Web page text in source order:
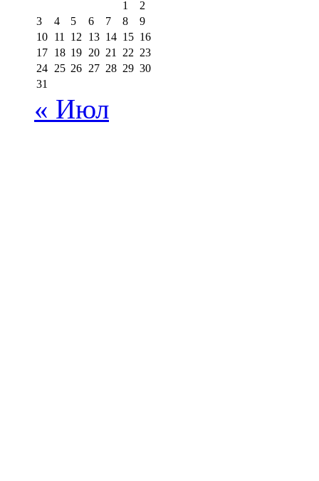
1
2
3
4 5 6 7 8
9
10 11 12 13 14 15 16
17 18 19 20 21 22 23
24 25 26 27 28 29 30
31
« Июл